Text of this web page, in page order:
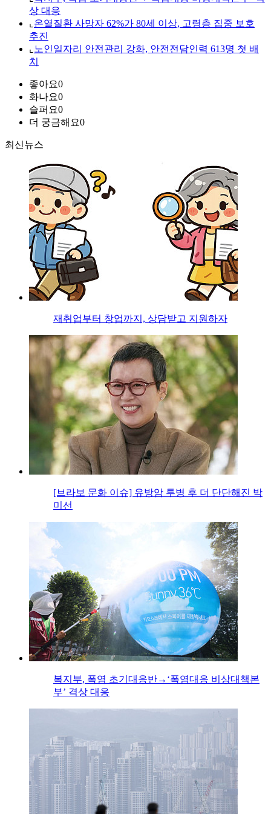
상 대응
⌞ 온열질환 사망자 62%가 80세 이상, 고령층 집중 보호
추진
⌞ 노인일자리 안전관리 강화, 안전전담인력 613명 첫 배
치
좋아요0
화나요0
슬퍼요0
더 궁금해요0
최신뉴스
재취업부터 창업까지, 상담받고 지원하자
[브라보 문화 이슈] 유방암 투병 후 더 단단해진 박
미선
복지부, 폭염 초기대응반→‘폭염대응 비상대책본
부’ 격상 대응